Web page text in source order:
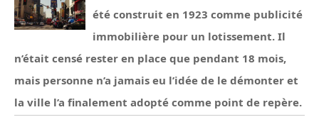
été construit en 1923 comme publicité
immobilière pour un lotissement. Il
n’était censé rester en place que pendant 18 mois,
mais personne n’a jamais eu l’idée de le démonter et
la ville l’a finalement adopté comme point de repère.